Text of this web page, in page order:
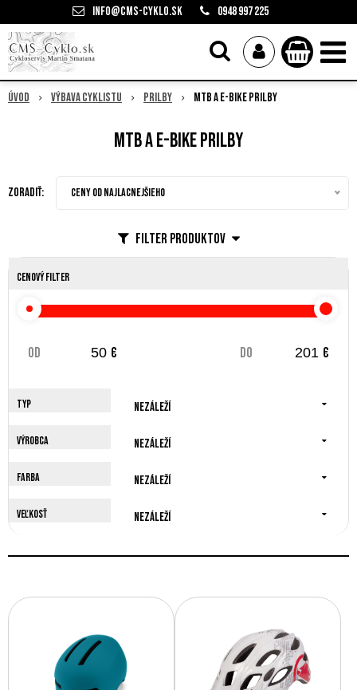
info@cms-cyklo.sk 0948 997 225
Úvod Výbava cyklistu Prilby MTB a E-bike prilby
MTB a E-bike prilby
Filter produktov
Zoradiť: Ceny od najlacnejšieho
Cenový filter
od € do €
Typ Nezáleží
Výrobca Nezáleží
Farba Nezáleží
Veľkosť Nezáleží